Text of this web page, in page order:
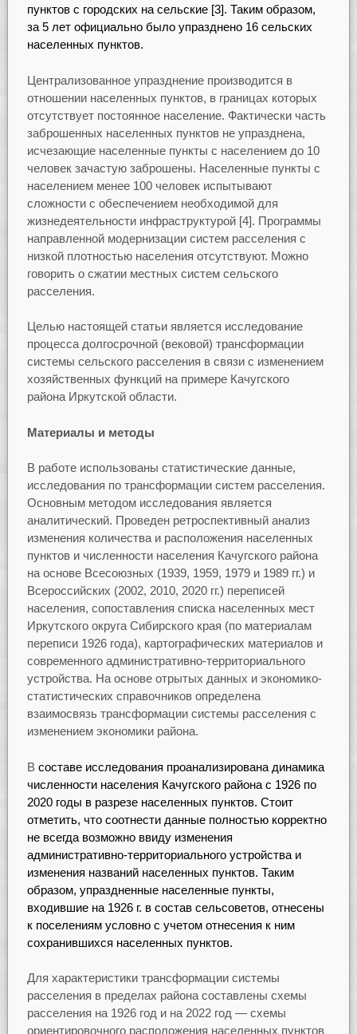
пунктов с городских на сельские [3]. Таким образом,
за 5 лет официально было упразднено 16 сельских
населенных пунктов.
Централизованное упразднение производится в
отношении населенных пунктов, в границах которых
отсутствует постоянное население. Фактически часть
заброшенных населенных пунктов не упразднена,
исчезающие населенные пункты с населением до 10
человек зачастую заброшены. Населенные пункты с
населением менее 100 человек испытывают
сложности с обеспечением необходимой для
жизнедеятельности инфраструктурой [4]. Программы
направленной модернизации систем расселения с
низкой плотностью населения отсутствуют. Можно
говорить о сжатии местных систем сельского
расселения.
Целью настоящей статьи является исследование
процесса долгосрочной (вековой) трансформации
системы сельского расселения в связи с изменением
хозяйственных функций на примере Качугского
района Иркутской области.
Материалы и методы
В работе использованы статистические данные,
исследования по трансформации систем расселения.
Основным методом исследования является
аналитический. Проведен ретроспективный анализ
изменения количества и расположения населенных
пунктов и численности населения Качугского района
на основе Всесоюзных (1939, 1959, 1979 и 1989 гг.) и
Всероссийских (2002, 2010, 2020 гг.) переписей
населения, сопоставления списка населенных мест
Иркутского округа Сибирского края (по материалам
переписи 1926 года), картографических материалов и
современного административно-территориального
устройства. На основе отрытых данных и экономико-
статистических справочников определена
взаимосвязь трансформации системы расселения с
изменением экономики района.
В составе исследования проанализирована динамика
численности населения Качугского района с 1926 по
2020 годы в разрезе населенных пунктов. Стоит
отметить, что соотнести данные полностью корректно
не всегда возможно ввиду изменения
административно-территориального устройства и
изменения названий населенных пунктов. Таким
образом, упраздненные населенные пункты,
входившие на 1926 г. в состав сельсоветов, отнесены
к поселениям условно с учетом отнесения к ним
сохранившихся населенных пунктов.
Для характеристики трансформации системы
расселения в пределах района составлены схемы
расселения на 1926 год и на 2022 год — схемы
ориентировочного расположения населенных пунктов